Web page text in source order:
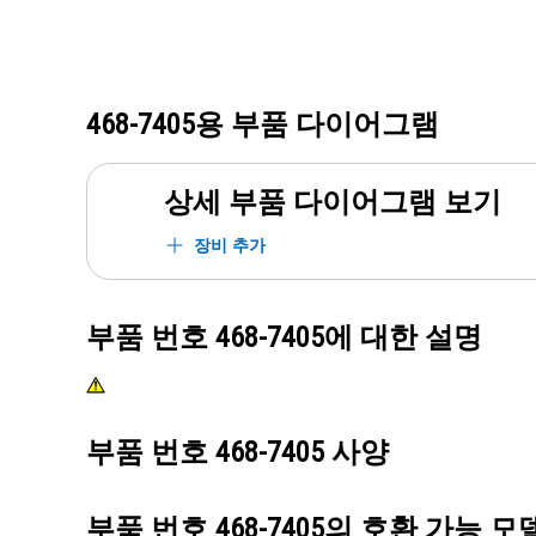
468-7405용 부품 다이어그램
상세 부품 다이어그램 보기
장비 추가
부품 번호 468-7405에 대한 설명
부품 번호 468-7405 사양
부품 번호 468-7405의 호환 가능 모